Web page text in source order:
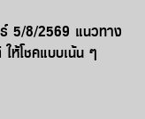
5/8/2569 แนวทาง
ห้โชคแบบเน้น ๆ